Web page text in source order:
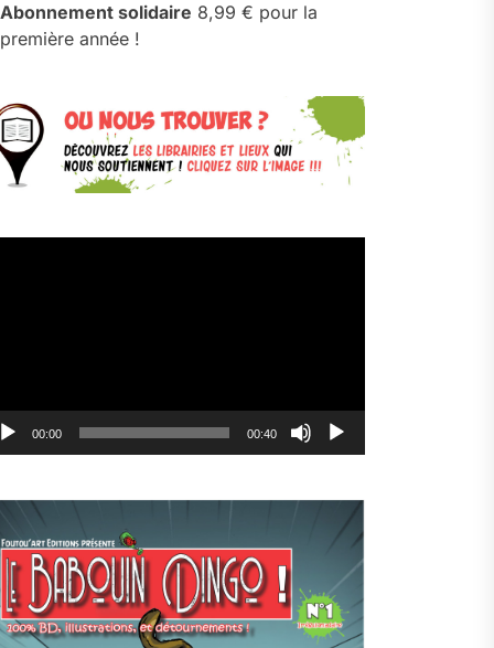
Abonnement solidaire 8,99 € pour la
première année !
00:00 00:40